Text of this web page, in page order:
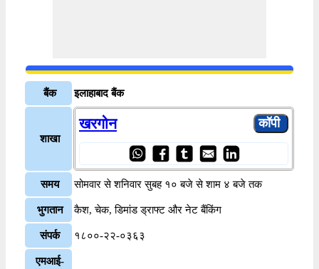
बैंक इलाहाबाद बैंक
शाखा
खरगोन
समय सोमवार से शनिवार सुबह १० बजे से शाम ४ बजे तक
भुगतान कैश, चेक, डिमांड ड्राफ्ट और नेट बैंकिंग
संपर्क १८००-२२-०३६३
एमआई-